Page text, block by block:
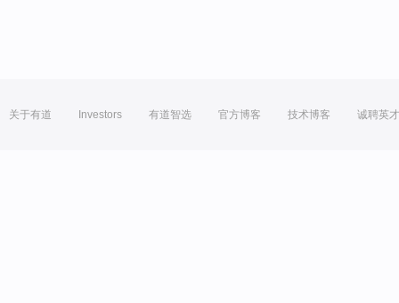
关于有道 Investors 有道智选 官方博客 技术博客 诚聘英才